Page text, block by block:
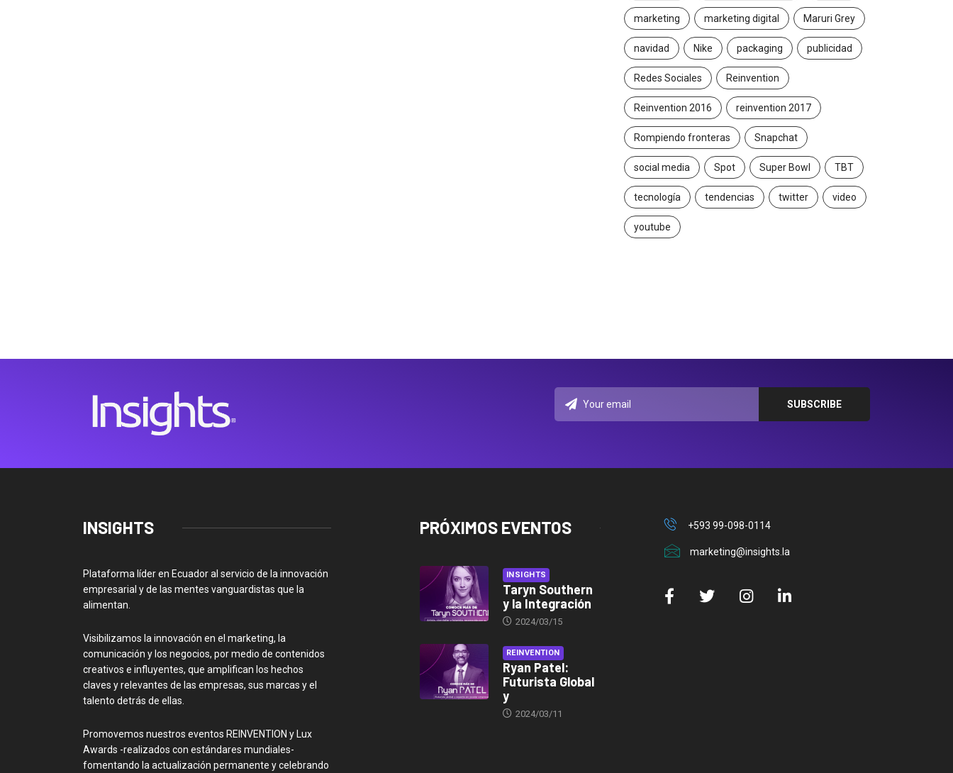
marketing marketing digital Maruri Grey
navidad Nike packaging publicidad
Redes Sociales Reinvention
Reinvention 2016 reinvention 2017
Rompiendo fronteras Snapchat
social media Spot Super Bowl TBT
tecnología tendencias twitter video
youtube
INSIGHTS
Plataforma líder en Ecuador al servicio de la innovación
empresarial y de las mentes vanguardistas que la
alimentan.
Visibilizamos la innovación en el marketing, la
comunicación y los negocios, por medio de contenidos
creativos e influyentes, que amplifican los hechos
claves y relevantes de las empresas, sus marcas y el
talento detrás de ellas.
Promovemos nuestros eventos REINVENTION y Lux
Awards -realizados con estándares mundiales-
fomentando la actualización permanente y celebrando
PRÓXIMOS EVENTOS
INSIGHTS
Taryn Southern
y la Integración
2024/03/15
REINVENTION
Ryan Patel:
Futurista Global
y
2024/03/11
+593 99-098-0114
marketing@insights.la